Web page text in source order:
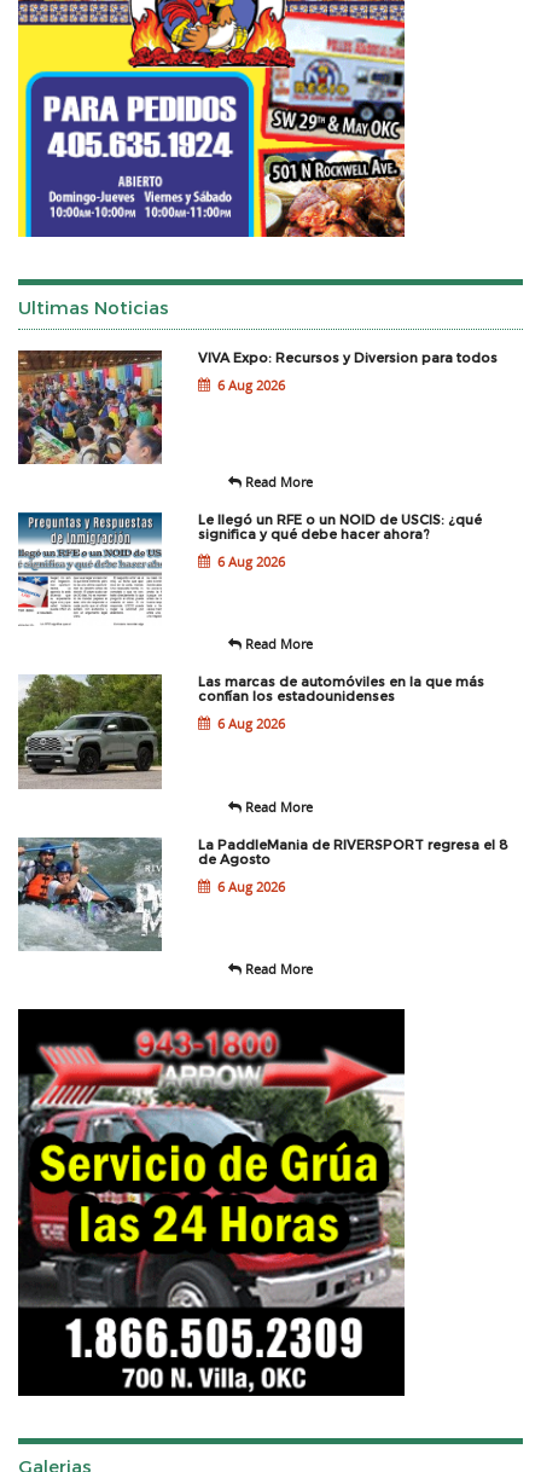
Ultimas Noticias
VIVA Expo: Recursos y Diversion para todos
6 Aug 2026
Read More
Le llegó un RFE o un NOID de USCIS: ¿qué
significa y qué debe hacer ahora?
6 Aug 2026
Read More
Las marcas de automóviles en la que más
confían los estadounidenses
6 Aug 2026
Read More
La PaddleMania de RIVERSPORT regresa el 8
de Agosto
6 Aug 2026
Read More
Galerias